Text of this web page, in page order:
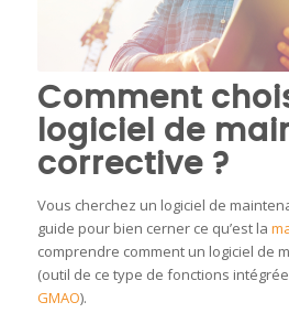
Comment
logiciel de
corrective ?
Vous cherchez un logiciel de
guide pour bien cerner ce qu’est la
comprendre comment un logiciel de
(outil de ce type de fonctions
GMAO).